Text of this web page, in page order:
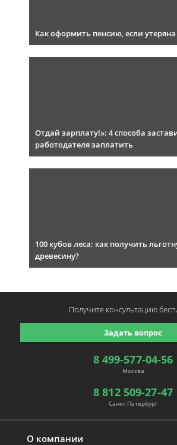
Как оформить пенсию, если утеряна
Отдай зарплату!»: 4 способа
работодателя заплатить
100 кубов леса: как получить
древесину?
О компании
8 499-577-04-56
Москва
8 812 509-27-47
Санкт-Петербург
Задать вопрос
Получите консультацию